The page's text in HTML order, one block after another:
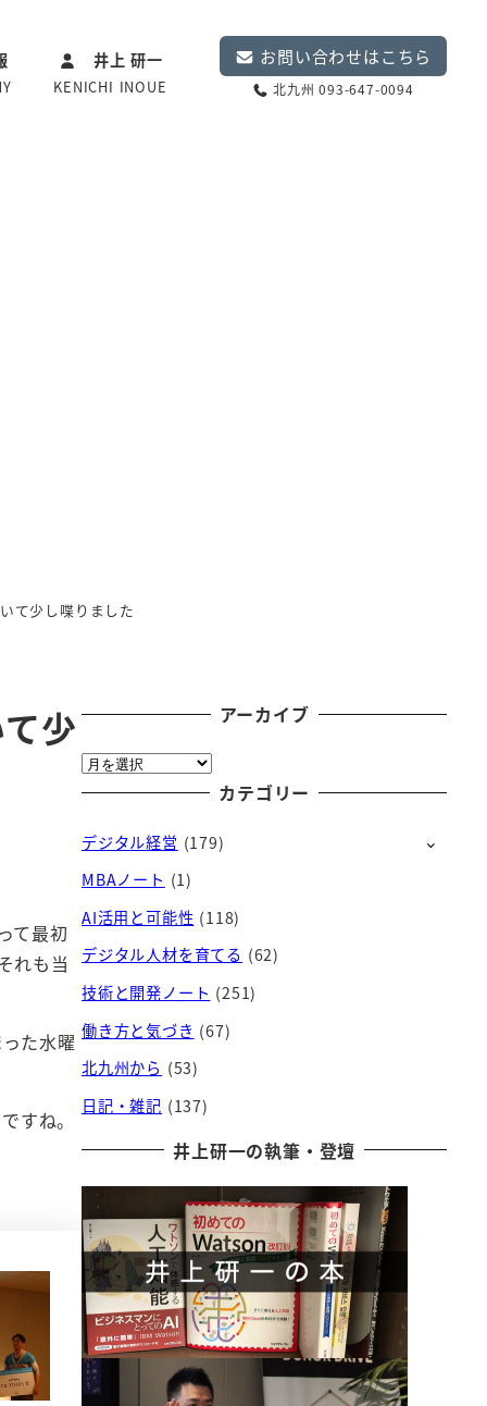
井上 研一
KENICHI INOUE
お問い合わせはこちら
北九州 093-647-0094
て少し喋りました
少
て最初
れも当
た水曜
すね。
アーカイブ
ア
ー
イ
ブ
カテゴリー
デジタル経営 (179)
MBAノート (1)
AI活用と可能性 (118)
デジタル人材を育てる (62)
技術と開発ノート (251)
働き方と気づき (67)
北九州から (53)
日記・雑記 (137)
井上研一の執筆・登壇